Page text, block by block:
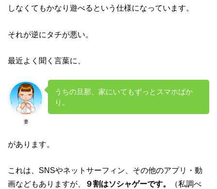
しなくてもかなり遊べるという仕様になっています。
それが逆にタチが悪い。
最近よく聞く言葉に、
妻
うちの旦那、家にいてもずっとスマホばか
り。
があります。
これは、SNSやネットサーフィン、その他のアプリ・動
画などもありますが、
９割はソシャゲーです。
（私調べ